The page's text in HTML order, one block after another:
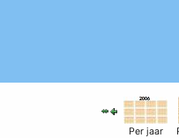
Per jaar